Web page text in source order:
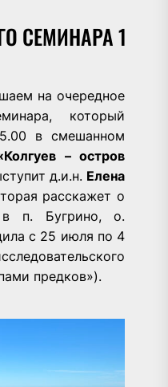
СЕМИНАРА 1
на очередное
который
в смешанном
– остров
д.и.н. Елена
расскажет о
в п. Бугрино, о.
с 25 июля по 4
предков»).